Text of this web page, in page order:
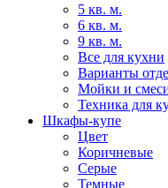
5 кв. м.
6 кв. м.
9 кв. м.
Все для кухни
Варианты
Мойки и
Техника для
Шкафы-купе
Цвет
Коричневые
Серые
Темные